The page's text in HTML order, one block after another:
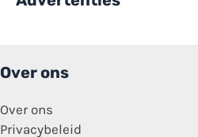
Over ons
Over ons
Privacybeleid